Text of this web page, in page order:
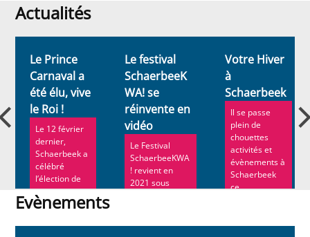
Actualités
Actualités
Le Prince
Carnaval a
été élu, vive
le Roi !
Le 12 février
dernier,
Schaerbeek a
célébré
l’élection de
son nouveau
...
Le festival
SchaerbeeK
WA! se
réinvente en
vidéo
Le Festival
SchaerbeeKWA
! revient en
2021 sous
Votre Hiver
à
Schaerbeek
Il se passe
plein de
chouettes
activités et
évènements à
Schaerbeek
ce...
Evènements
Evènements